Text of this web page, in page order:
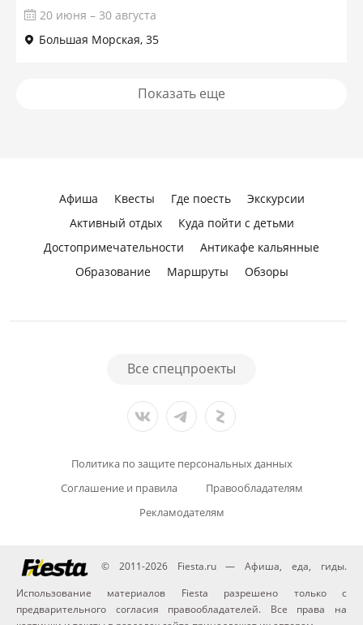
20 июня – 30 августа
Большая Морская, 35
Показать еще
Афиша Квесты Где поесть
Экскурсии
Активный отдых
Куда пойти с детьми
Достопримечательности
Антикафе кальянные
Образование
Маршруты Обзоры
Все спецпроекты
Политика по защите персональных данных
Соглашение и правила
Правообладателям
Рекламодателям
© 2011-2026 Fiesta.ru — Афиша, еда, гиды.
Использование материалов Fiesta разрешено только с
предварительного согласия правообладателей. Все права на